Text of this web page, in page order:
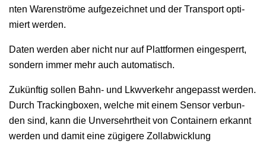
nten Waren­ströme aufgeze­ich­net und der Trans­port opti­
miert werden.
Dat­en wer­den aber nicht nur auf Plat­tfor­men einges­per­rt,
son­dern immer mehr auch automatisch.
Zukün­ftig sollen Bahn- und Lkwverkehr angepasst wer­den.
Durch Track­ing­box­en, welche mit einem Sen­sor ver­bun­
den sind, kann die Unversehrtheit von Con­tain­ern erkan­nt
wer­den und damit eine zügigere Zol­lab­wick­lung